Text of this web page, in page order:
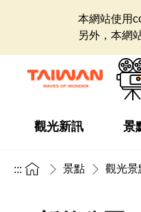
本網站使用
另外，本網
觀光新訊 景
::: 景點 觀光景